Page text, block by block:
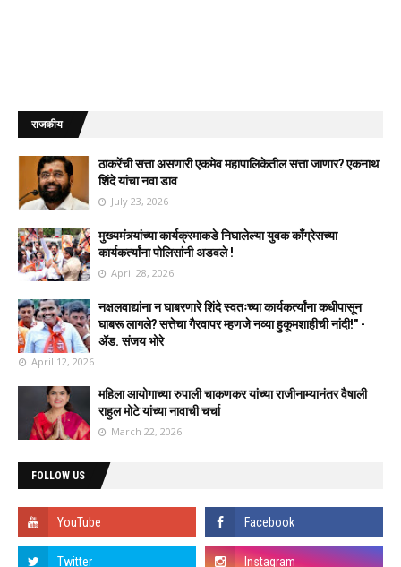
राजकीय
ठाकरेंची सत्ता असणारी एकमेव महापालिकेतील सत्ता जाणार? एकनाथ
शिंदे यांचा नवा डाव
July 23, 2026
मुख्यमंत्र्यांच्या कार्यक्रमाकडे निघालेल्या युवक काँग्रेसच्या
कार्यकर्त्यांना पोलिसांनी अडवले !
April 28, 2026
नक्षलवाद्यांना न घाबरणारे शिंदे स्वतःच्या कार्यकर्त्यांना कधीपासून
घाबरू लागले? सत्तेचा गैरवापर म्हणजे नव्या हुकूमशाहीची नांदी!" -
ॲड. संजय भोरे
April 12, 2026
महिला आयोगाच्या रुपाली चाकणकर यांच्या राजीनाम्यानंतर वैषाली
राहुल मोटे यांच्या नावाची चर्चा
March 22, 2026
FOLLOW US